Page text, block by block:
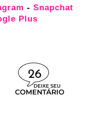
- Snapchat
Plus
26